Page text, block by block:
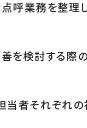
呼業務を整理
を検討する際
当者それぞれ